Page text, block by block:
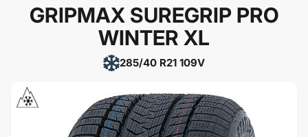
GRIPMAX SUREGRIP PRO
WINTER XL
285/40 R21 109V